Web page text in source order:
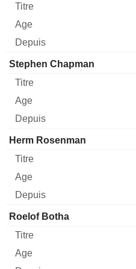
Stephen Chapman
Herm Rosenman
Roelof Botha